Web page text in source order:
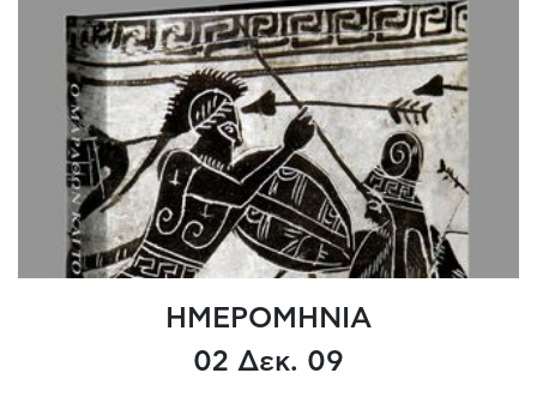
ΗΜΕΡΟΜΗΝΙΑ
02 Δεκ. 09